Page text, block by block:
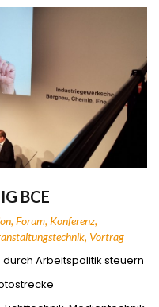
BCE
, Forum, Konferenz,
, Vortrag
Arbeitspolitik steuern